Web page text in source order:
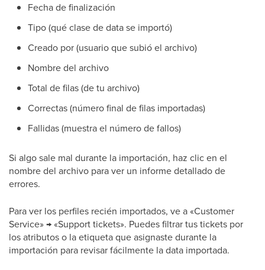
Fecha de finalización
Tipo (qué clase de data se importó)
Creado por (usuario que subió el archivo)
Nombre del archivo
Total de filas (de tu archivo)
Correctas (número final de filas importadas)
Fallidas (muestra el número de fallos)
Si algo sale mal durante la importación, haz clic en el
nombre del archivo para ver un informe detallado de
errores.
Para ver los perfiles recién importados, ve a «Customer
Service» → «Support tickets». Puedes filtrar tus tickets por
los atributos o la etiqueta que asignaste durante la
importación para revisar fácilmente la data importada.